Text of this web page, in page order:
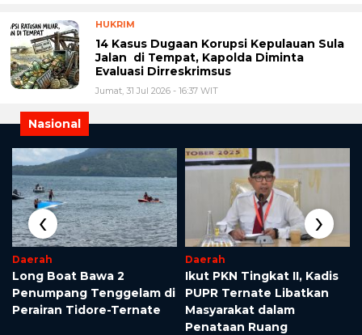
HUKRIM
14 Kasus Dugaan Korupsi Kepulauan Sula
Jalan di Tempat, Kapolda Diminta
Evaluasi Dirreskrimsus
Jumat, 31 Jul 2026 - 16:37 WIT
Nasional
Daerah
Long Boat Bawa 2
Penumpang Tenggelam di
Perairan Tidore-Ternate
Daerah
Ikut PKN Tingkat II, Kadis
PUPR Ternate Libatkan
Masyarakat dalam
Penataan Ruang
‹ ›